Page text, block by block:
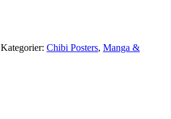
Kategorier: Chibi Posters, Manga &